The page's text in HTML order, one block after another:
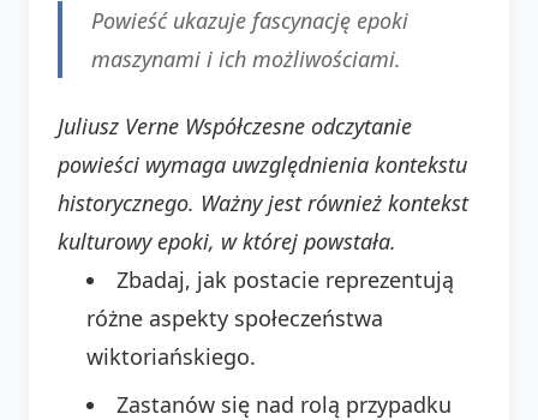
Powieść ukazuje fascynację epoki
maszynami i ich możliwościami.
Juliusz Verne Współczesne odczytanie
powieści wymaga uwzględnienia kontekstu
historycznego. Ważny jest również kontekst
kulturowy epoki, w której powstała.
Zbadaj, jak postacie reprezentują
różne aspekty społeczeństwa
wiktoriańskiego.
Zastanów się nad rolą przypadku